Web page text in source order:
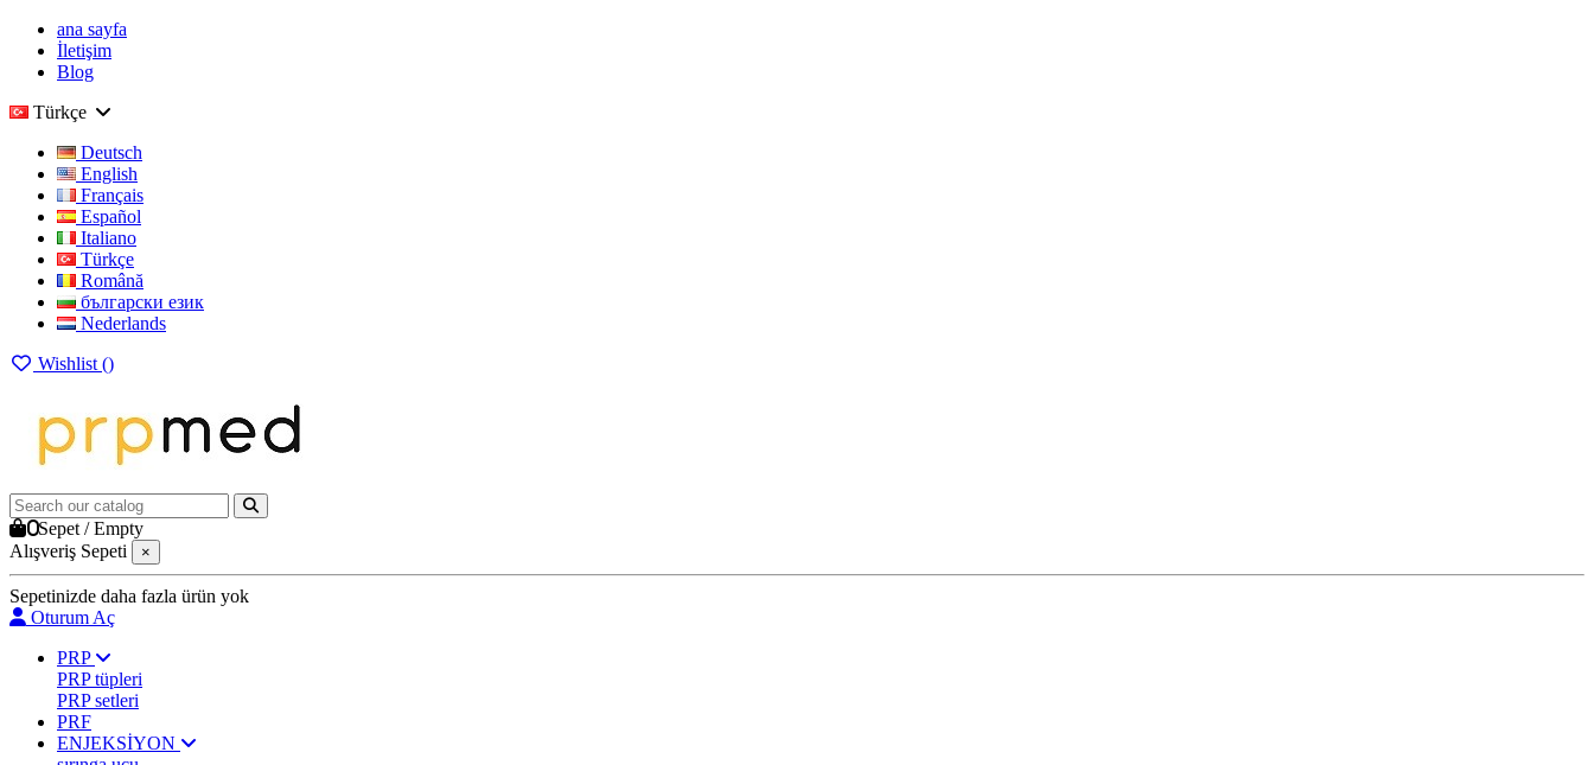
ana sayfa
İletişim
Blog
Türkçe
Deutsch
English
Français
Español
Italiano
Türkçe
Română
български език
Nederlands
Wishlist ()
0Sepet /Empty
Alışveriş Sepeti
×
Sepetinizde daha fazla ürün yok
Oturum Aç
PRP
PRP tüpleri
PRP setleri
PRF
ENJEKSİYON